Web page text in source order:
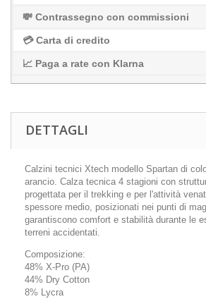
💸 Contrassegno con commissioni
💳 Carta di credito
📈 Paga a rate con Klarna
DETTAGLI
Calzini tecnici Xtech modello Spartan di
arancio. Calza tecnica 4 stagioni con
progettata per il trekking e per l'attività
spessore medio, posizionati nei punti di
garantiscono comfort e stabilità durante le
terreni accidentati.
Composizione:
48% X-Pro (PA)
44% Dry Cotton
8% Lycra